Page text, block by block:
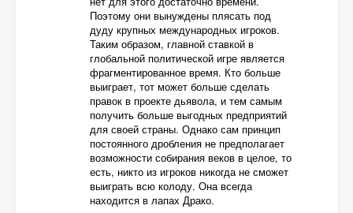
Поэтому они вынуждены плясать под
дуду крупных международных игроков.
Таким образом, главной ставкой в
глобальной политической игре является
фрагментированное время. Кто больше
выиграет, тот может больше сделать
правок в проекте дьявола, и тем самым
получить больше выгодных предприятий
для своей страны. Однако сам принцип
постоянного дробления не предполагает
возможности собирания веков в целое, то
есть, никто из игроков никогда не сможет
выиграть всю колоду. Она всегда
находится в лапах Драко.